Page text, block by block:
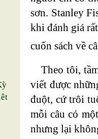
sơn. Stanley
khi đánh giá
cuốn sách về
Theo tôi,
viết được
đuột, cứ trôi
mỗi câu có
nhưng lại